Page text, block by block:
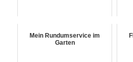
Mein Rundumservice im
Garten